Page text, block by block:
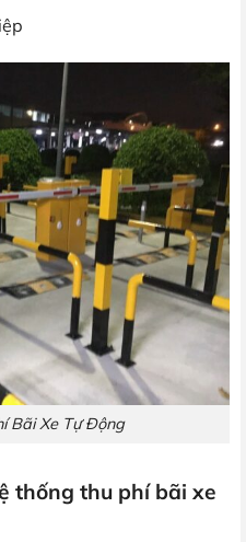
Bãi Xe Tự Động
thống thu phí bãi xe